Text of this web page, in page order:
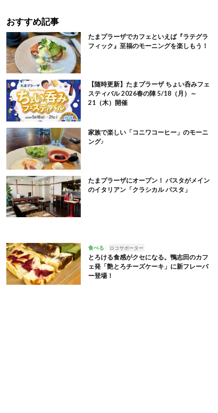
おすすめ記事
たまプラーザでカフェといえば『ラテグラ
フィック』至福のモーニングを楽しもう！
【随時更新】たまプラーザ ちょい呑みフェ
スティバル 2026春の陣 5/18（月）～
21（木）開催
家族で楽しい「コニワコーヒー」のモーニ
ング♪
たまプラーザにオープン！ パスタがメイン
のイタリアン「クラシカル パスタ」
食べる ロコサポーター
とろける食感がクセになる。鴨志田のカフ
ェ発「艶とろチーズケーキ」に新フレーバ
ー登場！